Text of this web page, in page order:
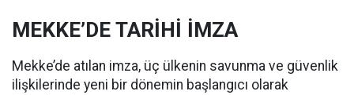
MEKKE’DE TARİHİ İMZA
Mekke’de atılan imza, üç ülkenin savunma ve güvenlik
ilişkilerinde yeni bir dönemin başlangıcı olarak